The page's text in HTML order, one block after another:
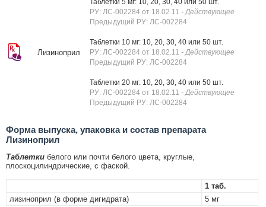
Лизиноприл
Таблетки 5 мг: 10, 20, 30, 40 или 50 шт.
РУ: ЛС-002284 от 18.02.11 - Действующее
Предыдущий РУ: ЛС-002284
Таблетки 10 мг: 10, 20, 30, 40 или 50 шт.
РУ: ЛС-002284 от 18.02.11 - Действующее
Предыдущий РУ: ЛС-002284
Таблетки 20 мг: 10, 20, 30, 40 или 50 шт.
РУ: ЛС-002284 от 18.02.11 - Действующее
Предыдущий РУ: ЛС-002284
Форма выпуска, упаковка и состав препарата
Лизиноприл
Таблетки белого или почти белого цвета, круглые,
плоскоцилиндрические, с фаской.
1 таб.
лизиноприл (в форме дигидрата)
5 мг